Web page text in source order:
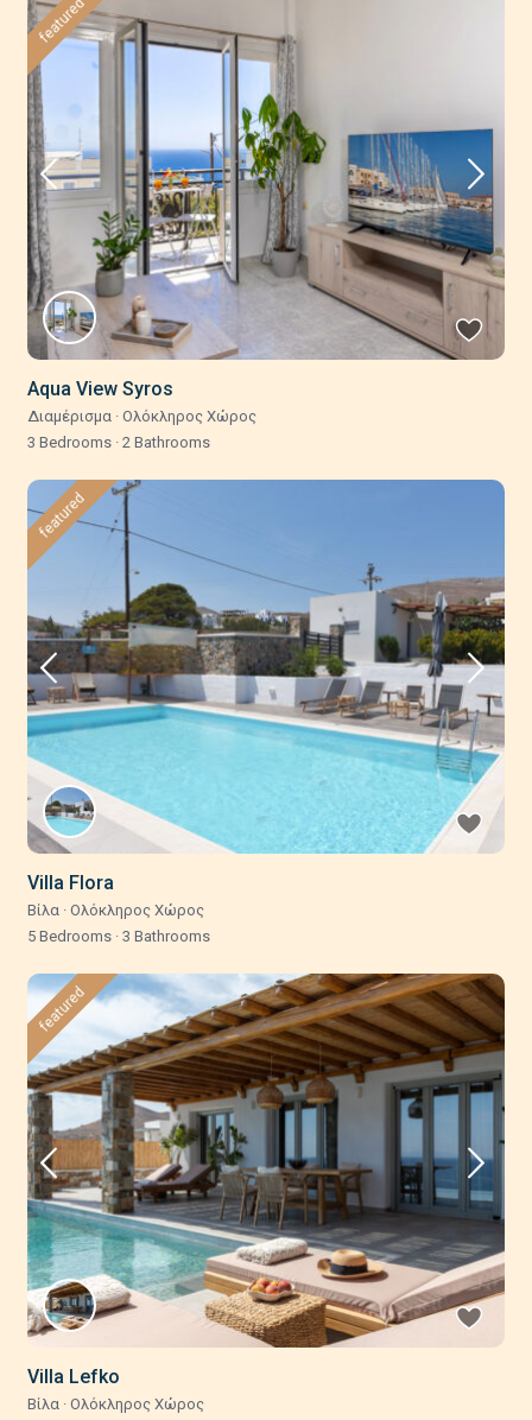
featured
Aqua View Syros
Διαμέρισμα · Ολόκληρος Χώρος
3 Bedrooms · 2 Bathrooms
featured
Villa Flora
Βίλα · Ολόκληρος Χώρος
5 Bedrooms · 3 Bathrooms
featured
Villa Lefko
Βίλα · Ολόκληρος Χώρος